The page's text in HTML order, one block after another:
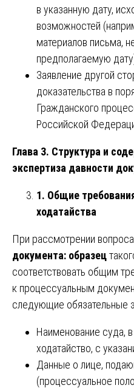
в указанную дату,
возможностей
материалов письма,
предполагаемую
Заявление другой
доказательства в
Гражданского
Российской
Глава 3. Структура и
экспертиза давности
1. Общие
ходатайства
При рассмотрении вопроса
документа: образец
соответствовать общим
к процессуальным
следующие обязательные
Наименование суда,
ходатайство, с
Данные о лице,
(процессуальное